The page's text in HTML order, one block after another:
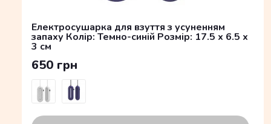
Електросушарка для взуття з усуненням
запаху Колір: Темно-синій Розмір: 17.5 x 6.5 x
3 см
650 грн